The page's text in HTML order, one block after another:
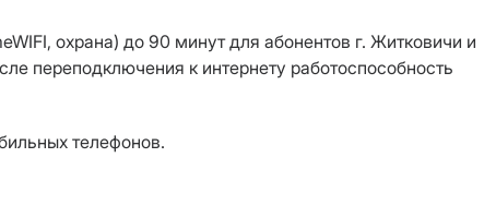
охрана) до 90 минут для абонентов г. Житковичи и
переподключения к интернету работоспособность
телефонов.